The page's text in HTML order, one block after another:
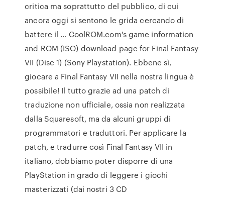
critica ma soprattutto del pubblico, di cui
ancora oggi si sentono le grida cercando di
battere il … CoolROM.com's game information
and ROM (ISO) download page for Final Fantasy
VII (Disc 1) (Sony Playstation). Ebbene sì,
giocare a Final Fantasy VII nella nostra lingua è
possibile! Il tutto grazie ad una patch di
traduzione non ufficiale, ossia non realizzata
dalla Squaresoft, ma da alcuni gruppi di
programmatori e traduttori. Per applicare la
patch, e tradurre così Final Fantasy VII in
italiano, dobbiamo poter disporre di una
PlayStation in grado di leggere i giochi
masterizzati (dai nostri 3 CD